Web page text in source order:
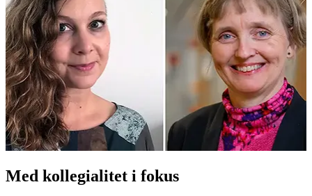
Med kollegialitet i fokus